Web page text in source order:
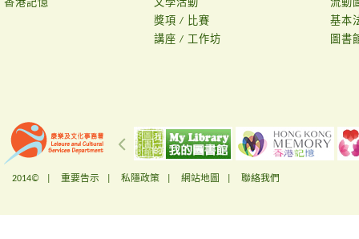
香港記憶
文學活動
獎項 / 比賽
講座 / 工作坊
流動
基本
圖書
2014© | 重要告示 私隱政策 網站地圖 聯絡我們